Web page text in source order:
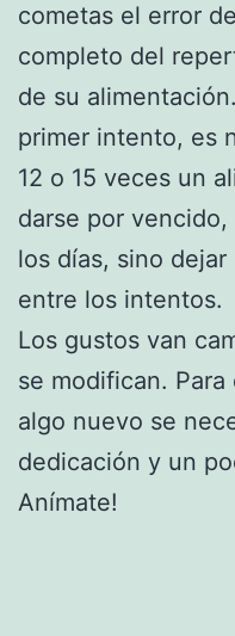
cometas el error
completo del
de su
primer intento, es
12 o 15 veces un
darse por
los días, sino dejar
entre los intentos.
Los gustos van
se modifican.
algo nuevo se
dedicación y un
Anímate!